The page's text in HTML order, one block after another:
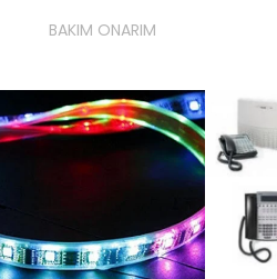
BAKIM ONARIM